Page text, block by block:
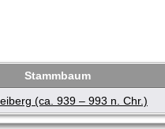
Stammbaum
(ca. 939 – 993 n. Chr.)